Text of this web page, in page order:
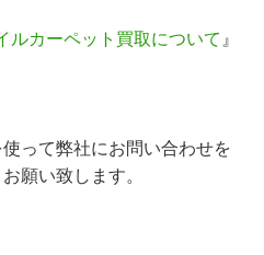
ルカーペット買取について 』
って弊社にお問い合わせを
願い致します。